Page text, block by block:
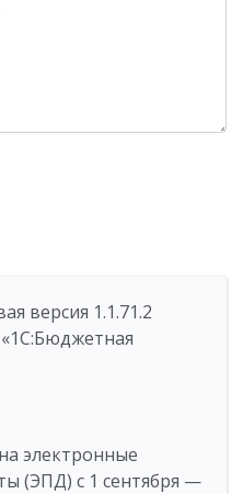
версия 1.1.71.2
электронные
(ЭПД) с 1 сентября —